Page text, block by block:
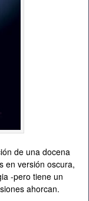
de una docena
en versión oscura,
-pero tiene un
ahorcan.